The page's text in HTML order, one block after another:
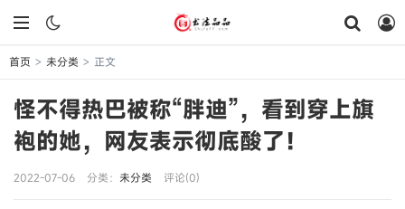
首页 > 未分类 > 正文
怪不得热巴被称“胖迪”，看到穿上旗
袍的她，网友表示彻底酸了！
2022-07-06 分类： 未分类 评论(0)